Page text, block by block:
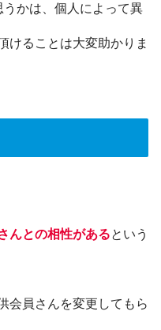
かは、個人によって異
けることは大変助かりま
んとの相性があるという
会員さんを変更してもら